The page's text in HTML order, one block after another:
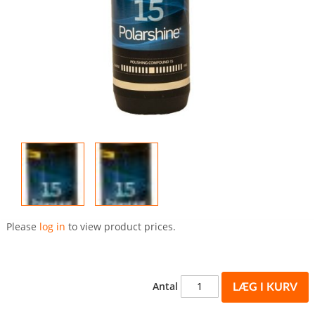
tilPlease log in to view product prices.
Antal LÆG I KURV